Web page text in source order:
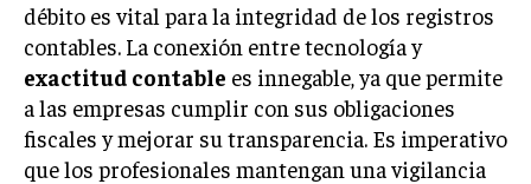
débito es vital para la integridad de los registros
contables. La conexión entre tecnología y
exactitud contable es innegable, ya que permite
a las empresas cumplir con sus obligaciones
fiscales y mejorar su transparencia. Es imperativo
que los profesionales mantengan una vigilancia